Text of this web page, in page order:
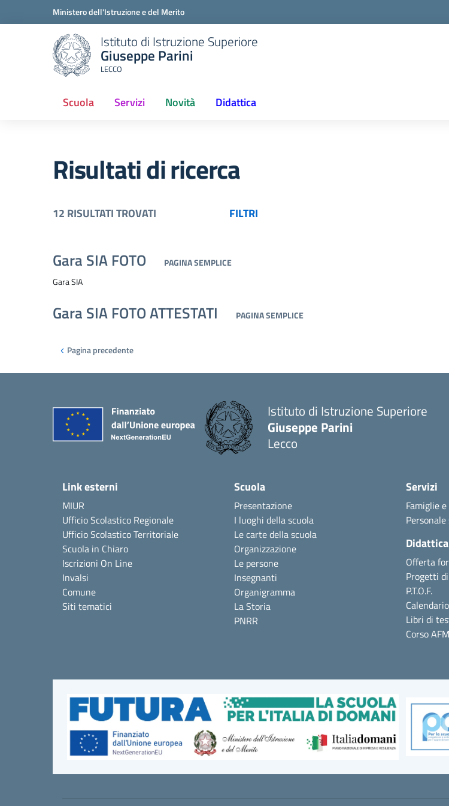
Ministero dell'Istruzione e del Merito
Istituto di Istruzione Superiore
Giuseppe Parini
LECCO
Scuola Servizi Novità Didattica
(current)
Risultati di ricerca
12 RISULTATI TROVATI FILTRI
Gara SIA FOTO PAGINA SEMPLICE
Gara SIA
Gara SIA FOTO ATTESTATI PAGINA SEMPLICE
Pagina precedente
Istituto di Istruzione Superiore
Giuseppe Parini
Lecco
Link esterni
MIUR
Ufficio Scolastico Regionale
Ufficio Scolastico Territoriale
Scuola in Chiaro
Iscrizioni On Line
Invalsi
Comune
Siti tematici
Scuola
Presentazione
I luoghi della scuola
Le carte della scuola
Organizzazione
Le persone
Insegnanti
Organigramma
La Storia
PNRR
Servizi
Famiglie
Didattica
Offerta
Progetti
P.T.O.F.
Libri di
Corso